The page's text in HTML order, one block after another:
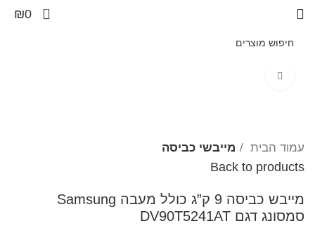
0
₪0
עמוד הבית מייבשי כביסה
Back to products
מייבש כביסה 9 ק”ג כולל מעבה Samsung
סמסונג דגם DV90T5241AT